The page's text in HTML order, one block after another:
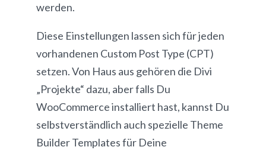
werden.
Diese Einstellungen lassen sich für jeden
vorhandenen Custom Post Type (CPT)
setzen. Von Haus aus gehören die Divi
„Projekte“ dazu, aber falls Du
WooCommerce installiert hast, kannst Du
selbstverständlich auch spezielle Theme
Builder Templates für Deine